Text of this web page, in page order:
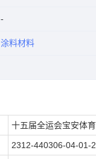
涂料材料
十五届全运会宝安体
2312-440306-04-01-